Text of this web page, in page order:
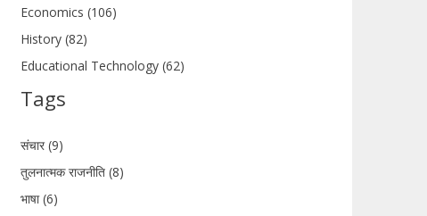
Economics (106)
History (82)
Educational Technology (62)
Tags
संचार (9)
तुलनात्मक राजनीति (8)
भाषा (6)